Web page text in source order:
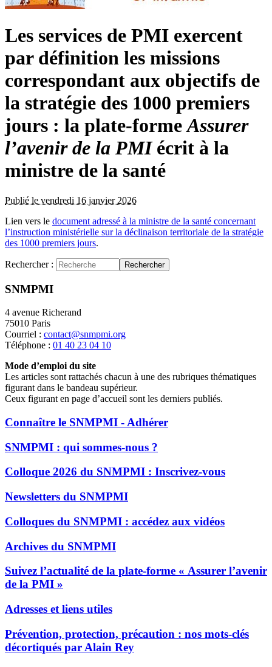
Les services de PMI exercent
par définition les missions
correspondant aux objectifs de
la stratégie des 1000 premiers
jours : la plate-formeAssurer
l’avenir de la PMIécrit à la
ministre de la santé
Publié le vendredi 16 janvier 2026
Lien vers le document adressé à la ministre de la santé concernant
l’instruction ministérielle sur la déclinaison territoriale de la stratégie
des 1000 premiers jours.
Rechercher : Rechercher
SNMPMI
4 avenue Richerand
75010 Paris
Courriel : contact@snmpmi.org
Téléphone : 01 40 23 04 10
Mode d’emploi du site
Les articles sont rattachés chacun à une des rubriques thématiques
figurant dans le bandeau supérieur.
Ceux figurant en page d’accueil sont les derniers publiés.
Connaître le SNMPMI - Adhérer
SNMPMI : qui sommes-nous ?
Colloque 2026 du SNMPMI : Inscrivez-vous
Newsletters du SNMPMI
Colloques du SNMPMI : accédez aux vidéos
Archives du SNMPMI
Suivez l’actualité de la plate-forme « Assurer l’avenir
de la PMI »
Adresses et liens utiles
Prévention, protection, précaution : nos mots-clés
décortiqués par Alain Rey